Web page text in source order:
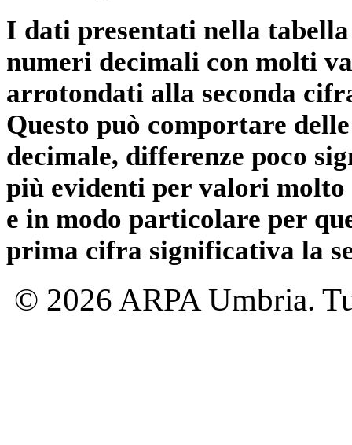
I dati presentati nella
numeri decimali con molti
arrotondati alla seconda
Questo può comportare
decimale, differenze poco
più evidenti per valori
e in modo particolare per
prima cifra significativa la
© 2026 ARPA Umbria.